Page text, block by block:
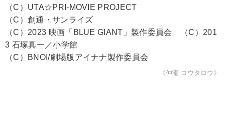
（C）UTA☆PRI-MOVIE PROJECT
（C）創通・サンライズ
（C）2023 映画「BLUE GIANT」製作委員会 （C）201
3 石塚真一／小学館
（C）BNOI/劇場版アイナナ製作委員会
《仲瀬 コウタロウ》